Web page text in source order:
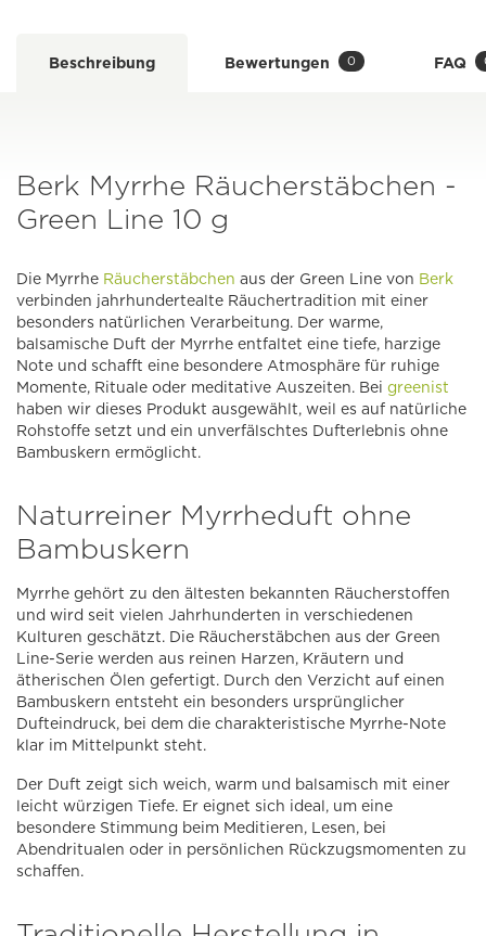
Beschreibung Bewertungen 0 FAQ
Berk Myrrhe Räucherstäbchen -
Green Line 10 g
Die Myrrhe Räucherstäbchen aus der Green Line von Berk
verbinden jahrhundertealte Räuchertradition mit einer
besonders natürlichen Verarbeitung. Der warme,
balsamische Duft der Myrrhe entfaltet eine tiefe, harzige
Note und schafft eine besondere Atmosphäre für ruhige
Momente, Rituale oder meditative Auszeiten. Bei greenist
haben wir dieses Produkt ausgewählt, weil es auf natürliche
Rohstoffe setzt und ein unverfälschtes Dufterlebnis ohne
Bambuskern ermöglicht.
Naturreiner Myrrheduft ohne
Bambuskern
Myrrhe gehört zu den ältesten bekannten Räucherstoffen
und wird seit vielen Jahrhunderten in verschiedenen
Kulturen geschätzt. Die Räucherstäbchen aus der Green
Line-Serie werden aus reinen Harzen, Kräutern und
ätherischen Ölen gefertigt. Durch den Verzicht auf einen
Bambuskern entsteht ein besonders ursprünglicher
Dufteindruck, bei dem die charakteristische Myrrhe-Note
klar im Mittelpunkt steht.
Der Duft zeigt sich weich, warm und balsamisch mit einer
leicht würzigen Tiefe. Er eignet sich ideal, um eine
besondere Stimmung beim Meditieren, Lesen, bei
Abendritualen oder in persönlichen Rückzugsmomenten zu
schaffen.